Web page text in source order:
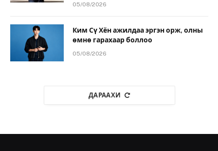
05/08/2026
Ким Сү Хён ажилдаа эргэн орж, олны
өмнө гарахаар боллоо
05/08/2026
ДАРААХИ